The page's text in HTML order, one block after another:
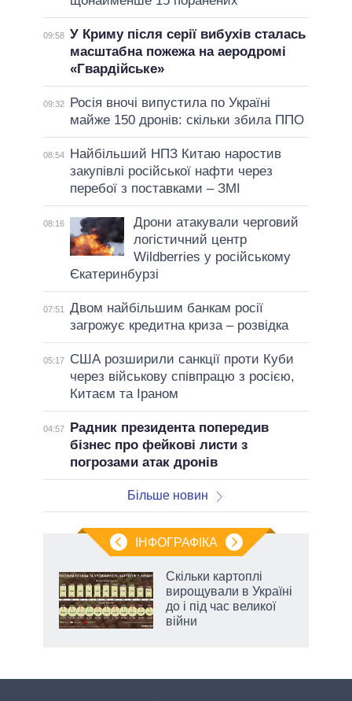
09:58 У Криму після серії вибухів сталась
масштабна пожежа на аеродромі
«Гвардійське»
09:32
Росія вночі випустила по Україні
майже 150 дронів: скільки збила ППО
08:54
Найбільший НПЗ Китаю наростив
закупівлі російської нафти через
перебої з поставками – ЗМІ
08:16
Дрони атакували черговий
логістичний центр
Wildberries у російському
Єкатеринбурзі
07:51
Двом найбільшим банкам росії
загрожує кредитна криза – розвідка
05:17
США розширили санкції проти Куби
через військову співпрацю з росією,
Китаєм та Іраном
04:57
Радник президента попередив
бізнес про фейкові листи з
погрозами атак дронів
Більше новин
ІНФОГРАФІКА
Скільки картоплі
вирощували в Україні
до і під час великої
війни